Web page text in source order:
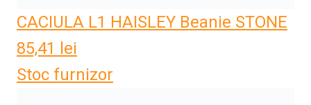
CACIULA L1 HAISLEY Beanie STONE
85,41 lei
Stoc furnizor